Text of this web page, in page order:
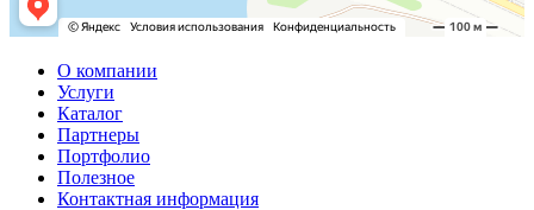
О компании
Услуги
Каталог
Партнеры
Портфолио
Полезное
Контактная информация